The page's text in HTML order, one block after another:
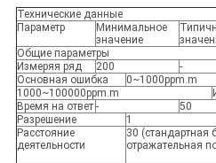
Технические данные
Параметр
Минимальное
значение
Общие параметры
Измеряя ряд
200 -
Основная ошибка
0~1000ppm.m
1000~100000ppm.m
Время на ответ - 50
Разрешение
1
Расстояние
деятельности
30 (стандартная
отражательная